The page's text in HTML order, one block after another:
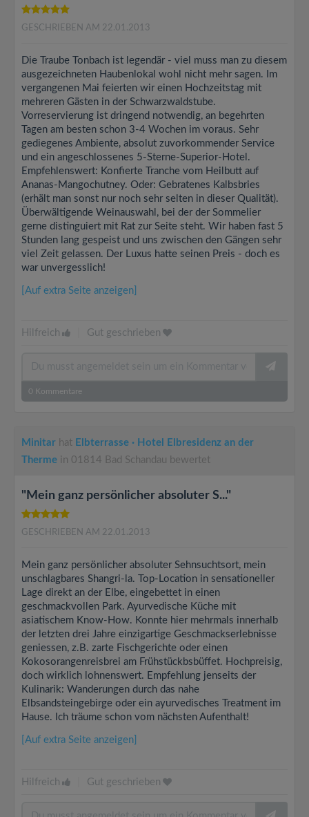
GESCHRIEBEN AM 22.01.2013
Die Traube Tonbach ist legendär - viel muss man zu diesem
ausgezeichneten Haubenlokal wohl nicht mehr sagen. Im
vergangenen Mai feierten wir einen Hochzeitstag mit
mehreren Gästen in der Schwarzwaldstube.
Vorreservierung ist dringend notwendig, an begehrten
Tagen am besten schon 3-4 Wochen im voraus. Sehr
gediegenes Ambiente, absolut zuvorkommender Service
und ein angeschlossenes 5-Sterne-Superior-Hotel.
Empfehlenswert: Konfierte Tranche vom Heilbutt auf
Ananas-Mangochutney. Oder: Gebratenes Kalbsbries
(erhält man sonst nur noch sehr selten in dieser Qualität).
Überwältigende Weinauswahl, bei der der Sommelier
gerne distinguiert mit Rat zur Seite steht. Wir haben fast 5
Stunden lang gespeist und uns zwischen den Gängen sehr
viel Zeit gelassen. Der Luxus hatte seinen Preis - doch es
war unvergesslich!
[Auf extra Seite anzeigen]
Hilfreich Gut geschrieben
0 Kommentare
Minitar hat Elbterrasse · Hotel Elbresidenz an der
Therme in 01814 Bad Schandau bewertet
"Mein ganz persönlicher absoluter S..."
GESCHRIEBEN AM 22.01.2013
Mein ganz persönlicher absoluter Sehnsuchtsort, mein
unschlagbares Shangri-la. Top-Location in sensationeller
Lage direkt an der Elbe, eingebettet in einen
geschmackvollen Park. Ayurvedische Küche mit
asiatischem Know-How. Konnte hier mehrmals innerhalb
der letzten drei Jahre einzigartige Geschmackserlebnisse
geniessen, z.B. zarte Fischgerichte oder einen
Kokosorangenreisbrei am Frühstückbsbüffet. Hochpreisig,
doch wirklich lohnenswert. Empfehlung jenseits der
Kulinarik: Wanderungen durch das nahe
Elbsandsteingebirge oder ein ayurvedisches Treatment im
Hause. Ich träume schon vom nächsten Aufenthalt!
[Auf extra Seite anzeigen]
Hilfreich Gut geschrieben